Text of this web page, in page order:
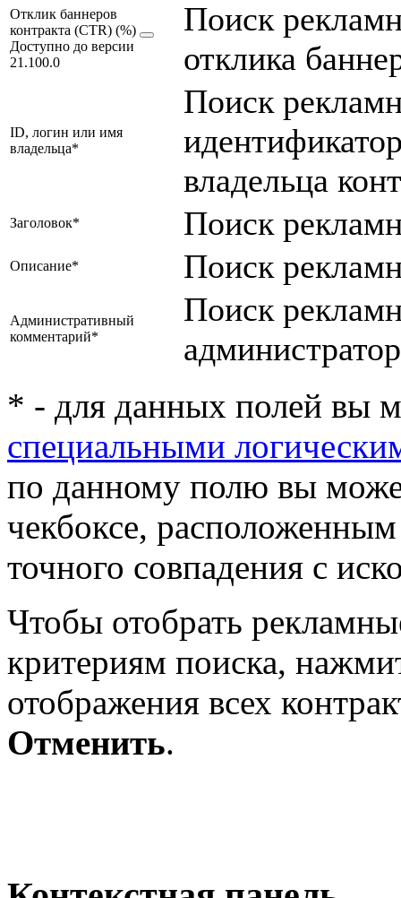
Отклик баннеров
контракта (CTR) (%)
Доступно до версии
21.100.0
Поиск
отклика
ID, логин или имя
владельца*
Поиск
владельца
Заголовок* Поиск
Описание* Поиск
Административный
комментарий*
Поиск
* - для данных полей вы
специальными
по данному полю вы
чекбоксе,
точного совпадения с
Чтобы отобрать
критериям поиска,
отображения всех
Отменить.